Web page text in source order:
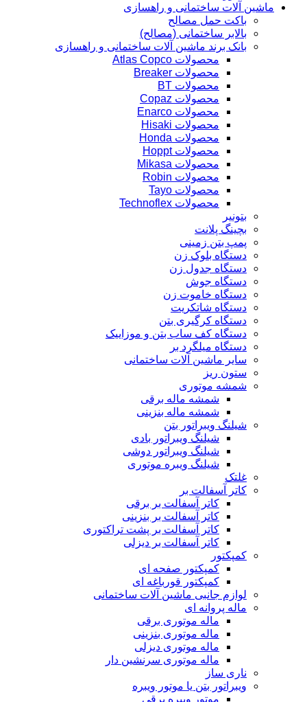
ماشین آلات ساختمانی و راهسازی
باکت حمل مصالح
بالابر ساختمانی (مصالح)
بانک برند ماشین آلات ساختمانی و راهسازی
محصولات Atlas Copco
محصولات Breaker
محصولات BT
محصولات Copaz
محصولات Enarco
محصولات Hisaki
محصولات Honda
محصولات Hoppt
محصولات Mikasa
محصولات Robin
محصولات Tayo
محصولات Technoflex
بتونیر
بچینگ پلانت
پمپ بتن زمینی
دستگاه بلوک زن
دستگاه جدول زن
دستگاه جوش
دستگاه خاموت زن
دستگاه شاتکریت
دستگاه کرگیری بتن
دستگاه کف ساب بتن و موزاییک
دستگاه میلگرد بر
سایر ماشین آلات ساختمانی
ستون ریز
شمشه موتوری
شمشه ماله برقی
شمشه ماله بنزینی
شیلنگ ویبراتور بتن
شیلنگ ویبراتور بادی
شیلنگ ویبراتور دوشی
شیلنگ ویبره موتوری
غلتک
کاتر آسفالت بر
کاتر آسفالت بر برقی
کاتر آسفالت بر بنزینی
کاتر آسفالت بر پشت تراکتوری
کاتر آسفالت بر دیزلی
کمپکتور
کمپکتور صفحه ای
کمپکتور قورباغه ای
لوازم جانبی ماشین آلات ساختمانی
ماله پروانه ای
ماله موتوری برقی
ماله موتوری بنزینی
ماله موتوری دیزلی
ماله موتوری سرنشین دار
ناری ساز
ویبراتور بتن یا موتور ویبره
موتور ویبره برقی